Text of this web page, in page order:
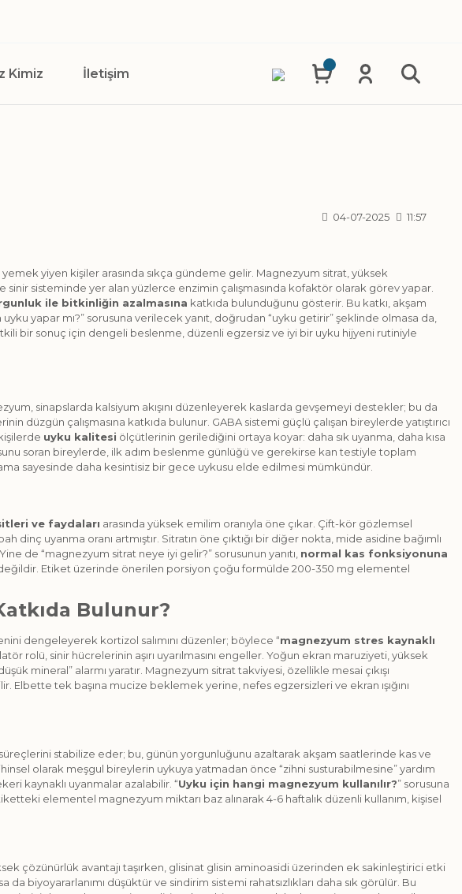
Kimiz İletişim
04-07-2025 11:57
yiyen kişiler arasında sıkça gündeme gelir. Magnezyum sitrat, yüksek
sisteminde yer alan yüzlerce enzimin çalışmasında kofaktör olarak görev yapar.
ile bitkinliğin azalmasına katkıda bulunduğunu gösterir. Bu katkı, akşam
yapar mı?” sorusuna verilecek yanıt, doğrudan “uyku getirir” şeklinde olmasa da,
bir sonuç için dengeli beslenme, düzenli egzersiz ve iyi bir uyku hijyeni rutiniyle
sinapslarda kalsiyum akışını düzenleyerek kaslarda gevşemeyi destekler; bu da
düzgün çalışmasına katkıda bulunur. GABA sistemi güçlü çalışan bireylerde yatıştırıcı
uyku kalitesi ölçütlerinin gerilediğini ortaya koyar: daha sık uyanma, daha kısa
soran bireylerde, ilk adım beslenme günlüğü ve gerekirse kan testiyle toplam
sayesinde daha kesintisiz bir gece uykusu elde edilmesi mümkündür.
ve faydaları arasında yüksek emilim oranıyla öne çıkar. Çift-kör gözlemsel
dinç uyanma oranı artmıştır. Sitratın öne çıktığı bir diğer nokta, mide asidine bağımlı
de “magnezyum sitrat neye iyi gelir?” sorusunun yanıtı, normal kas fonksiyonuna
değildir. Etiket üzerinde önerilen porsiyon çoğu formülde 200-350 mg elementel
Bulunur?
dengeleyerek kortizol salımını düzenler; böylece “magnezyum stres kaynaklı
rolü, sinir hücrelerinin aşırı uyarılmasını engeller. Yoğun ekran maruziyeti, yüksek
mineral” alarmı yaratır. Magnezyum sitrat takviyesi, özellikle mesai çıkışı
Elbette tek başına mucize beklemek yerine, nefes egzersizleri ve ekran ışığını
stabilize eder; bu, günün yorgunluğunu azaltarak akşam saatlerinde kas ve
olarak meşgul bireylerin uykuya yatmadan önce “zihni susturabilmesine” yardım
kaynaklı uyanmalar azalabilir. “Uyku için hangi magnezyum kullanılır?” sorusuna
elementel magnezyum miktarı baz alınarak 4-6 haftalık düzenli kullanım, kişisel
çözünürlük avantajı taşırken, glisinat glisin aminoasidi üzerinden ek sakinleştirici etki
düşüktür ve sindirim sistemi rahatsızlıkları daha sık görülür. Bu